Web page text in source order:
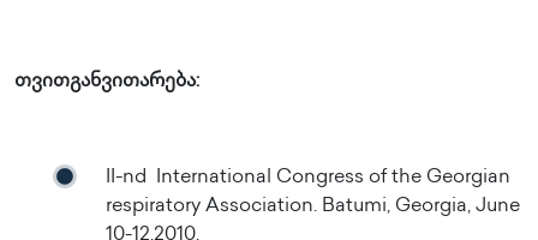
თვითგანვითარება:
II-nd International Congress of the Georgian
respiratory Association. Batumi, Georgia, June